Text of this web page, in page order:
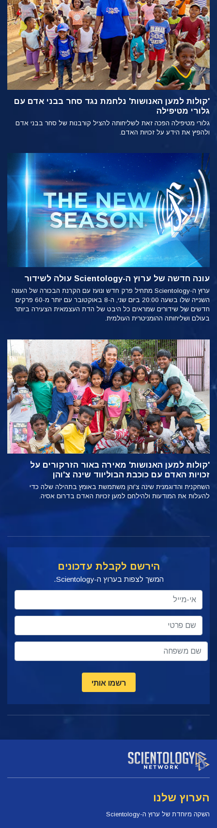
'קולות למען האנושות' נלחמת נגד סחר בבני אדם עם
גלורי מטיפילה
גלורי מטיפילה הפכה זאת לשליחותה להציל קורבנות של סחר בבני אדם
ולהפיץ את הידע על זכויות האדם.
עונה חדשה של ערוץ ה-Scientology עולה לשידור
ערוץ ה-Scientology מתחיל פרק חדש ונועז עם הקרנת הבכורה של העונה
השנייה שלו בשעה 20:00 ביום שני, ה-8 באוקטובר עם יותר מ-60 פרקים
חדשים של שידורים שמראים כל היבט של הדת העצמאית הצעירה ביותר
בעולם ושליחותה ההומניטרית העולמית.
'קולות למען האנושות' מאירה באור הזרקורים על
זכויות האדם עם כוכבת הבוליווד שינה צ'והן
השחקנית והדוגמנית שינה צ'והן משתמשת באומץ בתהילה שלה כדי
להעלות את המודעות ולהילחם למען זכויות האדם בדרום אסיה.
הירשם לקבלת עדכונים
המשך לצפות בערוץ ה-Scientology.
רשמו אותי
הערוץ שלנו
השקה מיוחדת של ערוץ ה-Scientology